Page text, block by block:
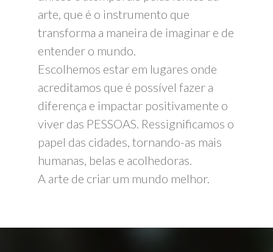
arte, que é o instrumento que
transforma a maneira de imaginar e de
entender o mundo.
Escolhemos estar em lugares onde
acreditamos que é possível fazer a
diferença e impactar positivamente o
viver das PESSOAS. Ressignificamos o
papel das cidades, tornando-as mais
humanas, belas e acolhedoras.
A arte de criar um mundo melhor.